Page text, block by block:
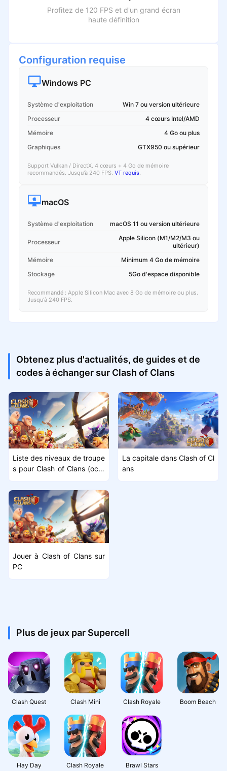
Profitez de 120 FPS et d'un grand écran
haute définition
Configuration requise
Windows PC
Système d'exploitation
Win 7 ou version ultérieure
Processeur
4 cœurs Intel/AMD
Mémoire
4 Go ou plus
Graphiques
GTX950 ou supérieur
Support Vulkan / DirectX. 4 cœurs + 4 Go de mémoire
recommandés. Jusqu'à 240 FPS. VT requis.
macOS
Système d'exploitation macOS 11 ou version ultérieure
Processeur
Apple Silicon (M1/M2/M3 ou
ultérieur)
Mémoire
Minimum 4 Go de mémoire
Stockage
5Go d'espace disponible
Recommandé : Apple Silicon Mac avec 8 Go de mémoire ou plus.
Jusqu'à 240 FPS.
Obtenez plus d'actualités, de guides et de
codes à échanger sur Clash of Clans
Liste des niveaux de troupe
s pour Clash of Clans (octo
La capitale dans Clash of Cl
ans
Jouer à Clash of Clans sur
PC
Plus de jeux par Supercell
Clash Quest Clash Mini Clash Royale Boom Beach
Hay Day Clash Royale Brawl Stars